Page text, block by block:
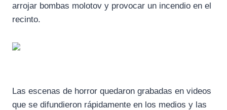
arrojar bombas molotov y provocar un incendio en el
recinto.
Las escenas de horror quedaron grabadas en videos
que se difundieron rápidamente en los medios y las